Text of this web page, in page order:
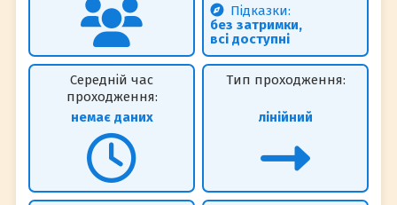
Підказки:
без затримки,
всі доступні
Середній час
проходження:
немає даних
Тип проходження:
лінійний